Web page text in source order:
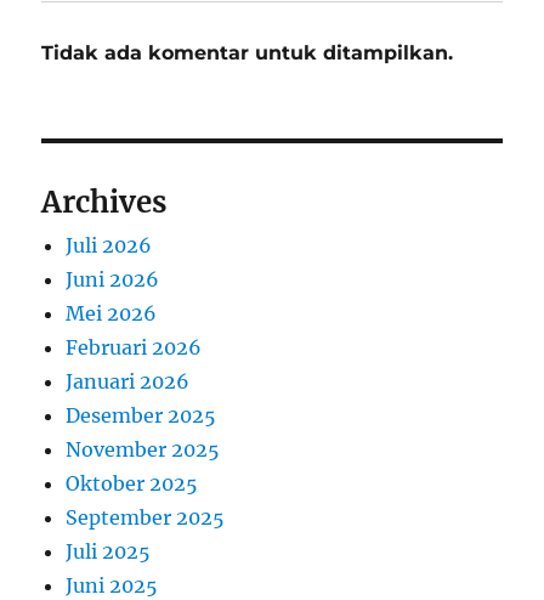
Tidak ada komentar untuk ditampilkan.
Archives
Juli 2026
Juni 2026
Mei 2026
Februari 2026
Januari 2026
Desember 2025
November 2025
Oktober 2025
September 2025
Juli 2025
Juni 2025